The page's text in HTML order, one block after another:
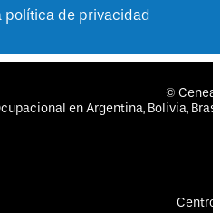
política de privacidad
©
en Argentina, Bolivia,
Centro